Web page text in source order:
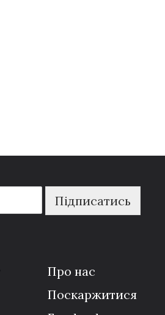
Підписатись
Про нас
Поскаржитися